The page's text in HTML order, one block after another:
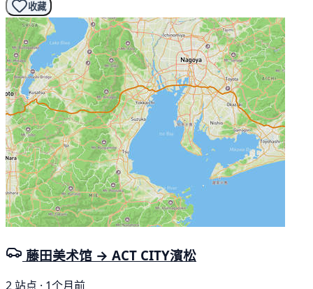
收藏
藤田美术馆 → ACT CITY濱松
2 站点 · 1个月前